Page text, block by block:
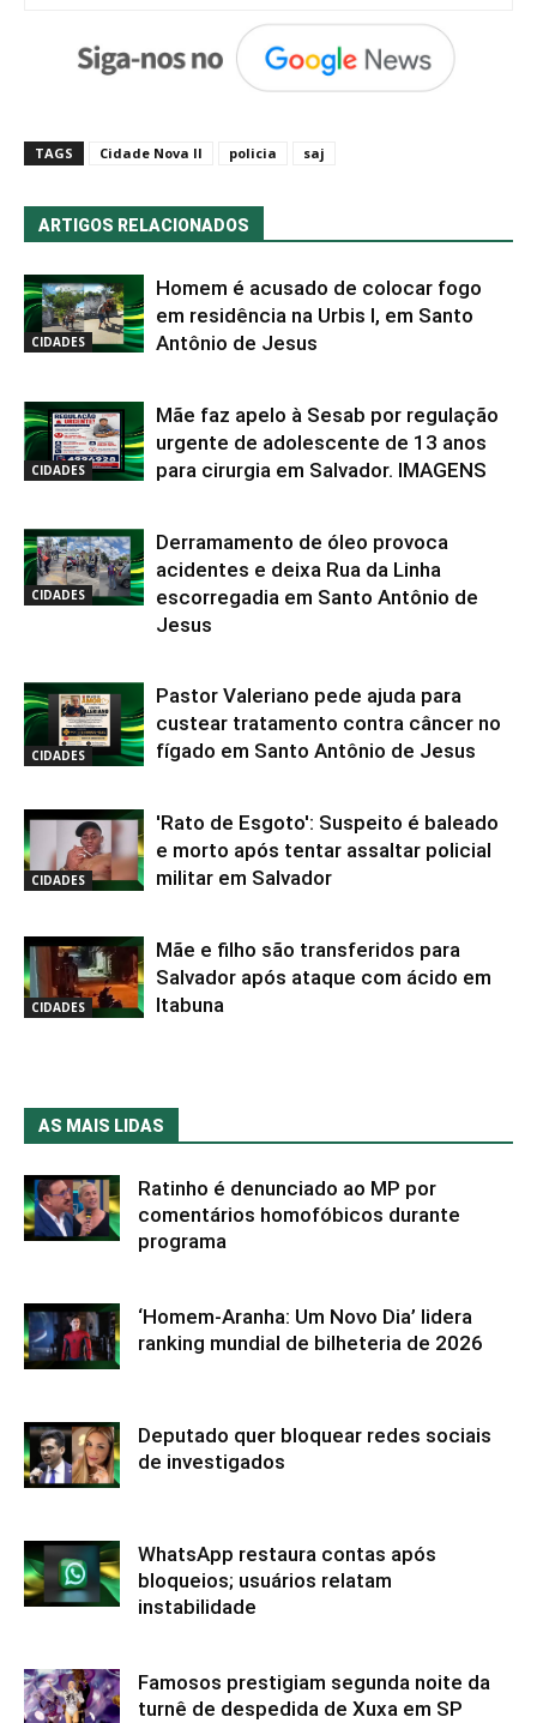
TAGS Cidade Nova II policia saj
ARTIGOS RELACIONADOS
CIDADES
Homem é acusado de colocar fogo
em residência na Urbis I, em Santo
Antônio de Jesus
CIDADES
Mãe faz apelo à Sesab por regulação
urgente de adolescente de 13 anos
para cirurgia em Salvador. IMAGENS
CIDADES
Derramamento de óleo provoca
acidentes e deixa Rua da Linha
escorregadia em Santo Antônio de
Jesus
CIDADES
Pastor Valeriano pede ajuda para
custear tratamento contra câncer no
fígado em Santo Antônio de Jesus
CIDADES
'Rato de Esgoto': Suspeito é baleado
e morto após tentar assaltar policial
militar em Salvador
CIDADES
Mãe e filho são transferidos para
Salvador após ataque com ácido em
Itabuna
AS MAIS LIDAS
Ratinho é denunciado ao MP por
comentários homofóbicos durante
programa
‘Homem-Aranha: Um Novo Dia’ lidera
ranking mundial de bilheteria de 2026
Deputado quer bloquear redes sociais
de investigados
WhatsApp restaura contas após
bloqueios; usuários relatam
instabilidade
Famosos prestigiam segunda noite da
turnê de despedida de Xuxa em SP